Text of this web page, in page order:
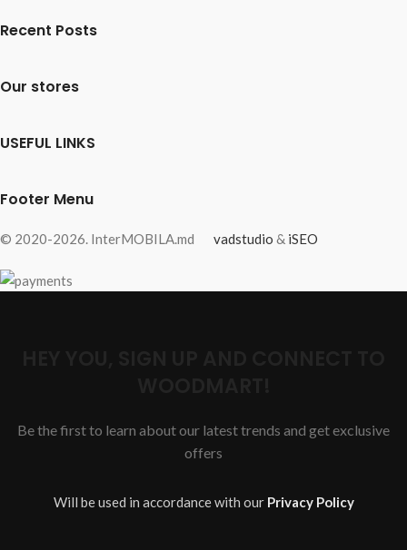
Recent Posts
Our stores
USEFUL LINKS
Footer Menu
© 2020-2026. InterMOBILA.md vadstudio & iSEO
Be the first to learn about our latest trends and get exclusive
offers
Will be used in accordance with our Privacy Policy